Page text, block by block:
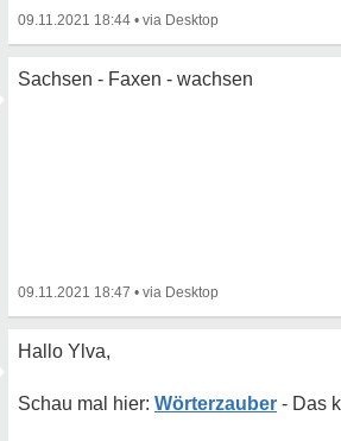
09.11.2021 18:44 •
Sachsen - Faxen - wachsen
09.11.2021 18:47 •
Hallo Ylva,
Wörterzauber